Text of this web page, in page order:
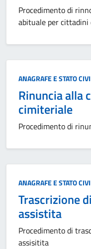
Procedimento di
abituale per
Categoria:
ANAGRAFE E STATO
Rinuncia alla
cimiteriale
Procedimento di
Categoria:
ANAGRAFE E STATO
Trascrizione
assistita
Procedimento di
assisitita